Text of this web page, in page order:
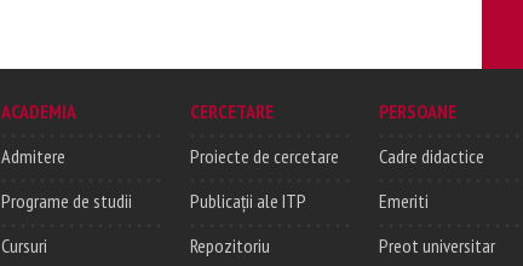
ACADEMIA
Admitere
Programe de studii
Cursuri
CERCETARE
Proiecte de cercetare
Publicații ale ITP
Repozitoriu
PERSOANE
Cadre didactice
Emeriti
Preot universitar